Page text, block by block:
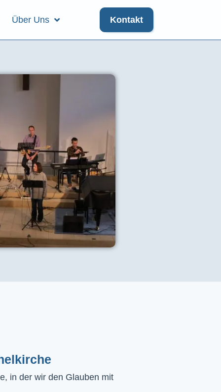
Über Uns Kontakt
in der wir den Glauben mit